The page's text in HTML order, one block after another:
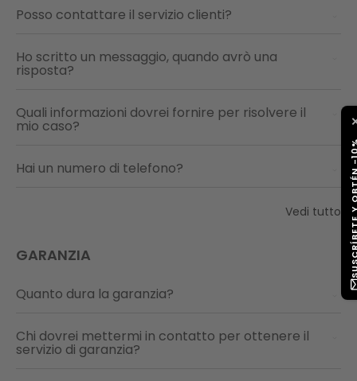
Posso contattare il servizio clienti?
Ho scritto un messaggio, quando avrò una
risposta?
Quali informazioni dovrei fornire per risolvere il
mio caso?
Hai un numero di telefono?
Vedi tutto
GARANZIA
Quanto dura la garanzia?
Chi dovrei mettermi in contatto per ottenere il
servizio di garanzia?